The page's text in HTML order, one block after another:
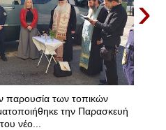
›
παρουσία των τοπικών
την Παρασκευή
νέο...